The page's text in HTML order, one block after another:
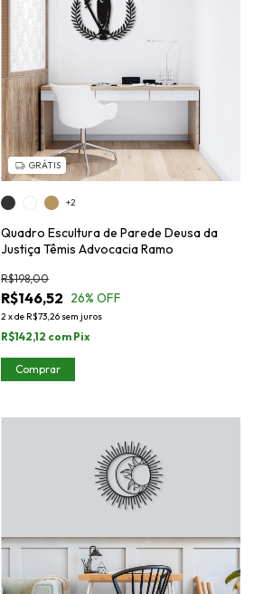
GRÁTIS
Quadro Escultura de Parede Deusa da
Justiça Têmis Advocacia Ramo
R$146,52
R$198,00
26% OFF
2xde R$73,26 sem juros
R$142,12 com Pix
+2
Comprar